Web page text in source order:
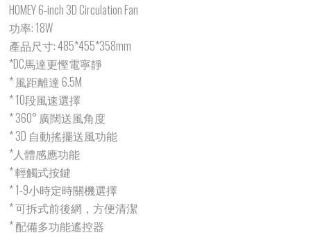
HOMEY 6-inch 3D Circulation Fan
功率: 18W
產品尺寸: 485*455*358mm
*DC馬達更慳電寧靜
* 風距離達 6.5M
* 10段風速選擇
* 360° 廣闊送風角度
* 3D 自動搖擺送風功能
*人體感應功能
* 輕觸式按鍵
* 1-9小時定時關機選擇
* 可拆式前後網，方便清潔
* 配備多功能遙控器